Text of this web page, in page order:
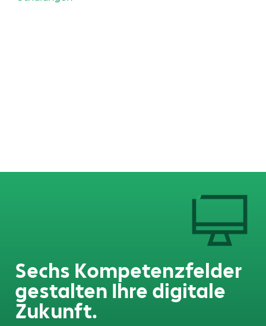
Sechs Kompetenzfelder
gestalten Ihre digitale
Zukunft.